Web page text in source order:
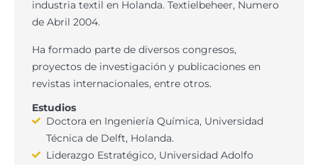
industria textil en Holanda. Textielbeheer, Numero
de Abril 2004.
Ha formado parte de diversos congresos,
proyectos de investigación y publicaciones en
revistas internacionales, entre otros.
Estudios
Doctora en Ingeniería Química, Universidad
Técnica de Delft, Holanda.
Liderazgo Estratégico, Universidad Adolfo